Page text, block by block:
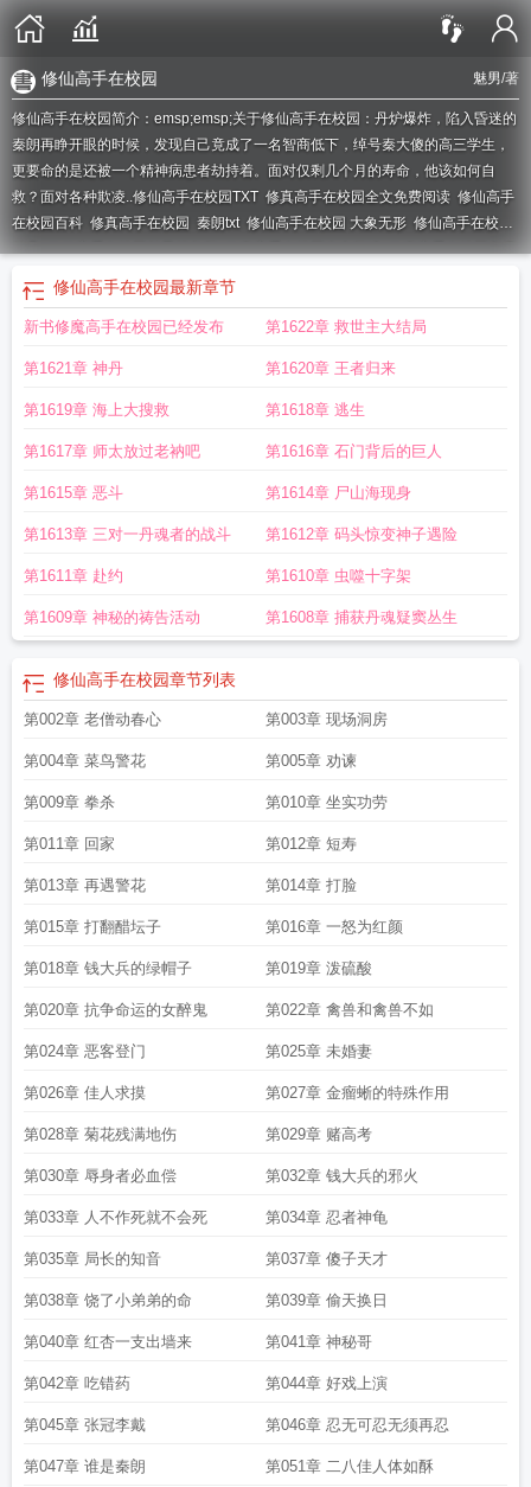
魅男/著
修仙高手在校园
修仙高手在校园简介：emsp;emsp;关于修仙高手在校园：丹炉爆炸，陷入昏迷的
秦朗再睁开眼的时候，发现自己竟成了一名智商低下，绰号秦大傻的高三学生，
更要命的是还被一个精神病患者劫持着。面对仅剩几个月的寿命，他该如何自
救？面对各种欺凌..修仙高手在校园TXT 修真高手在校园全文免费阅读 修仙高手
在校园百科 修真高手在校园 秦朗txt 修仙高手在校园 大象无形 修仙高手在校园
林凡修仙高手在校园魅男笔趣阁修真高手在校园全文阅读修真高手在校园免费
修仙高手在校园等级划分 修仙高手在校园 笔趣阁
仙高手在校园豆腐
在校园有声修仙高手在校园作者 魅男 修仙高手在校园在线修仙高手在校园林
手在校园秦朗免费阅读
修仙高手在校园 魅男 修仙高手在校园楚枫
校园女主修真高手在校圆 修仙高手在校园魅男修仙高手在校园 豆腐香肠
校园秦朗修仙高手在校园女主角 修仙高手在校园余默 修真高手在校园笔趣
阁修仙高手在校园女主有几个 修仙高手在校园免费阅读修仙高手在校园秦朗
修仙高手在校园最新章节
新书修魔高手在校园已经发布 第1622章 救世主大结局
第1621章 神丹 第1620章 王者归来
第1619章 海上大搜救 第1618章 逃生
第1617章 师太放过老衲吧 第1616章 石门背后的巨人
第1615章 恶斗 第1614章 尸山海现身
第1613章 三对一丹魂者的战斗 第1612章 码头惊变神子遇险
第1611章 赴约 第1610章 虫噬十字架
第1609章 神秘的祷告活动 第1608章 捕获丹魂疑窦丛生
修仙高手在校园章节列表
第002章 老僧动春心 第003章 现场洞房
第004章 菜鸟警花 第005章 劝谏
第009章 拳杀 第010章 坐实功劳
第011章 回家 第012章 短寿
第013章 再遇警花 第014章 打脸
第015章 打翻醋坛子 第016章 一怒为红颜
第018章 钱大兵的绿帽子 第019章 泼硫酸
第020章 抗争命运的女醉鬼 第022章 禽兽和禽兽不如
第024章 恶客登门 第025章 未婚妻
第026章 佳人求摸 第027章 金瘤蜥的特殊作用
第028章 菊花残满地伤 第029章 赌高考
第030章 辱身者必血偿 第032章 钱大兵的邪火
第033章 人不作死就不会死 第034章 忍者神龟
第035章 局长的知音 第037章 傻子天才
第038章 饶了小弟弟的命 第039章 偷天换日
第040章 红杏一支出墙来 第041章 神秘哥
第042章 吃错药 第044章 好戏上演
第045章 张冠李戴 第046章 忍无可忍无须再忍
第047章 谁是秦朗 第051章 二八佳人体如酥